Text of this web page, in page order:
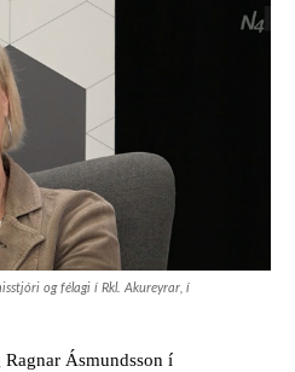
og félagi í Rkl. Akureyrar, í
Ásmundsson í